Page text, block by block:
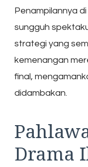
Penampilannya
sungguh
strategi yang
kemenangan
final,
didambakan.
Drama